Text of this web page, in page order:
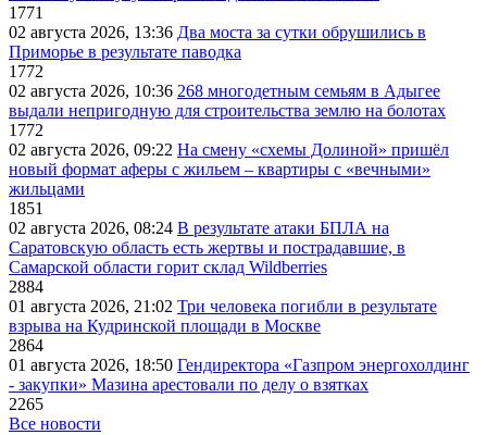
1771
02 августа 2026, 13:36 Два моста за сутки обрушились в
Приморье в результате паводка
1772
02 августа 2026, 10:36 268 многодетным семьям в Адыгее
выдали непригодную для строительства землю на болотах
1772
02 августа 2026, 09:22 На смену «схемы Долиной» пришёл
новый формат аферы с жильем – квартиры с «вечными»
жильцами
1851
02 августа 2026, 08:24 В результате атаки БПЛА на
Саратовскую область есть жертвы и пострадавшие, в
Самарской области горит склад Wildberries
2884
01 августа 2026, 21:02 Три человека погибли в результате
взрыва на Кудринской площади в Москве
2864
01 августа 2026, 18:50 Гендиректора «Газпром энергохолдинг
- закупки» Мазина арестовали по делу о взятках
2265
Все новости